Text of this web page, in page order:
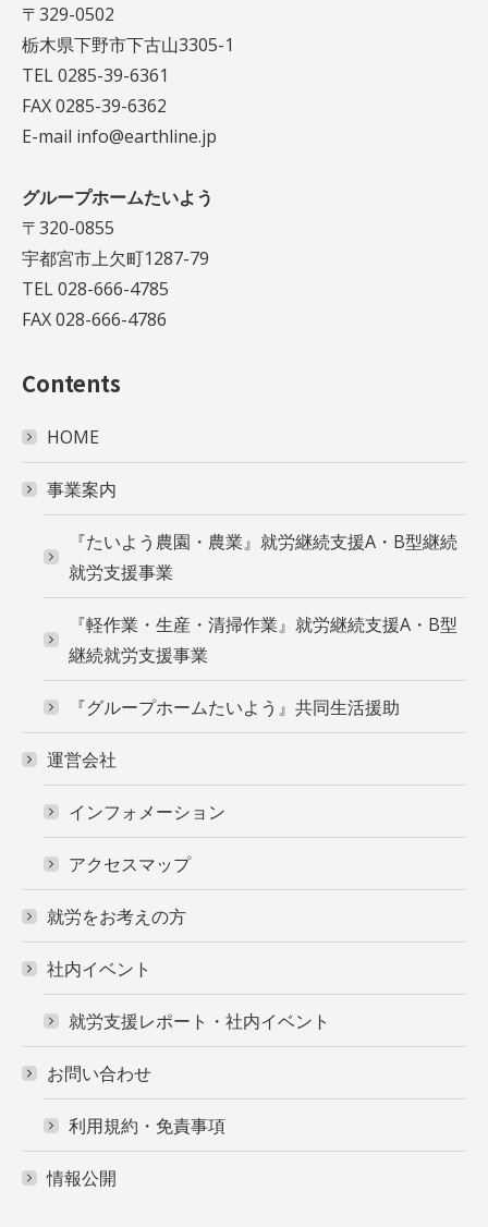
〒329-0502
栃木県下野市下古山3305-1
TEL 0285-39-6361
FAX 0285-39-6362
E-mail info@earthline.jp
グループホームたいよう
〒320-0855
宇都宮市上欠町1287-79
TEL 028-666-4785
FAX 028-666-4786
Contents
HOME
事業案内
『たいよう農園・農業』就労継続支援A・B型継続
就労支援事業
『軽作業・生産・清掃作業』就労継続支援A・B型
継続就労支援事業
『グループホームたいよう』共同生活援助
運営会社
インフォメーション
アクセスマップ
就労をお考えの方
社内イベント
就労支援レポート・社内イベント
お問い合わせ
利用規約・免責事項
情報公開